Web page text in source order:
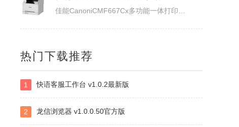
佳能Canon iC MF667Cx 驱动
佳能Canon LBP335x 驱动
热门下载推荐
1 快语客服工作台 v1.0.2最新版
2 龙信浏览器 v1.0.0.50官方版